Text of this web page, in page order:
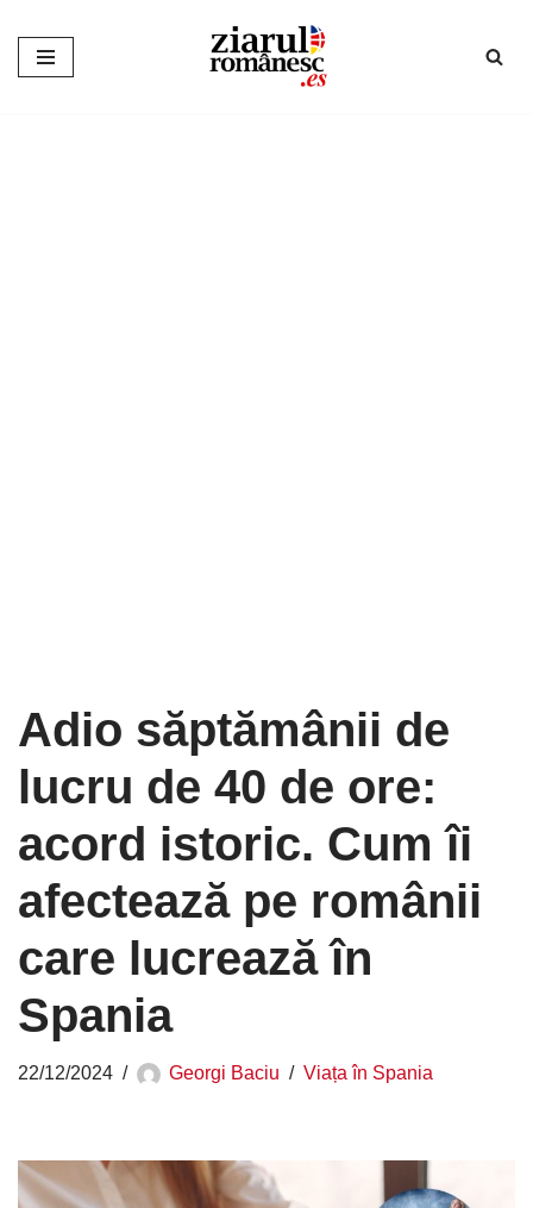
Sari
Adio săptămânii de
lucru de 40 de ore:
acord istoric. Cum îi
afectează pe românii
care lucrează în
Spania
22/12/2024 Georgi Baciu Viața în Spania